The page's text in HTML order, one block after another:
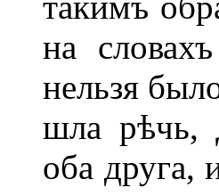
на
нельзя
шла рѣчь,
оба друга,